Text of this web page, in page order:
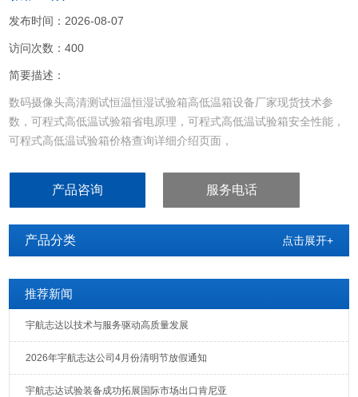
发布时间：2026-08-07
访问次数：400
简要描述：
数码摄像头高清测试恒温恒湿试验箱高低温箱设备厂家现货技术参
数，可程式高低温试验箱省电原理，可程式高低温试验箱安全性能，
可程式高低温试验箱价格查询详细介绍页面，
产品咨询 服务电话
产品分类 点击展开+
推荐新闻
宇航志达以技术与服务驱动高质量发展
2026年宇航志达公司4月份清明节放假通知
宇航志达试验装备成功拓展国际市场出口肯尼亚